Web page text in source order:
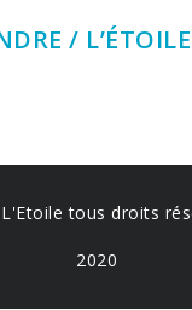
/ L’ÉTOILE
tous droits
2020